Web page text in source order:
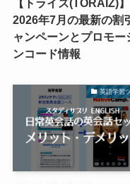
【トライズ(TORAIZ)】
2026年7月の最新の割
ャンペーンとプロモー
ンコード情報
英語学習